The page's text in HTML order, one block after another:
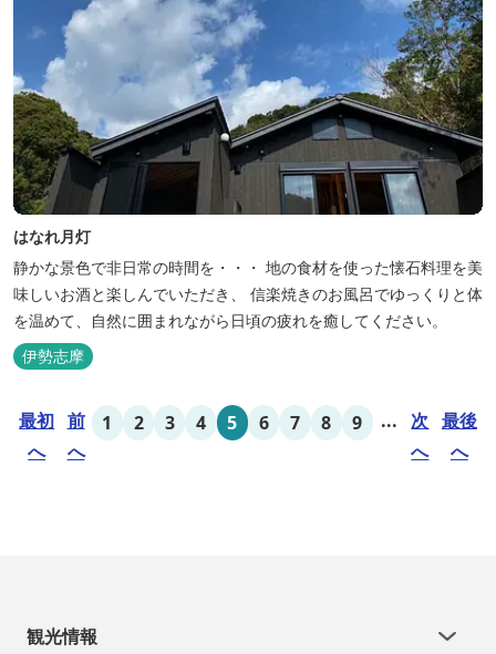
はなれ月灯
静かな景色で非日常の時間を・・・ 地の食材を使った懐石料理を美
味しいお酒と楽しんでいただき、 信楽焼きのお風呂でゆっくりと体
を温めて、自然に囲まれながら日頃の疲れを癒してください。
伊勢志摩
最初
へ
前
へ
1 2 3 4 5 6 7 8 9 ...
次
へ
最後
へ
観光情報